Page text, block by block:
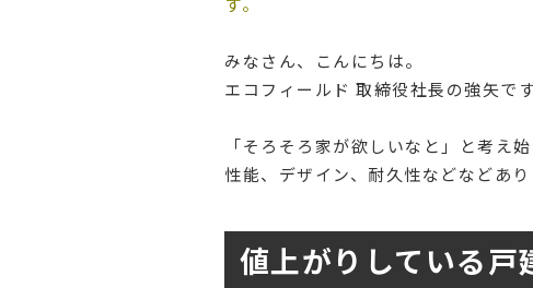
みなさん、こんにちは。
エコフィールド 取締役社長の強矢です
「そろそろ家が欲しいなと」と考え
性能、デザイン、耐久性などなどあ
値上がりしている戸